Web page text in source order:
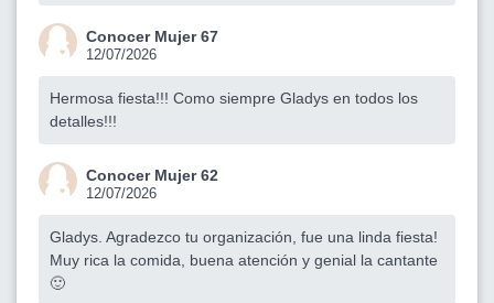
Conocer Mujer 67
12/07/2026
Hermosa fiesta!!! Como siempre Gladys en todos los
detalles!!!
Conocer Mujer 62
12/07/2026
Gladys. Agradezco tu organización, fue una linda fiesta!
Muy rica la comida, buena atención y genial la cantante
🙂